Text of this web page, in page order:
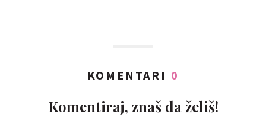
KOMENTARI 0
Komentiraj, znaš da želiš!